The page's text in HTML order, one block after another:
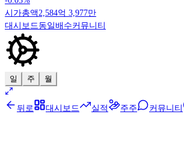
시가총액 2,584억 3,977만
대시보드 동일배수커뮤니티
일 주 월
뒤로 대시보드 실적 주주 커뮤니티